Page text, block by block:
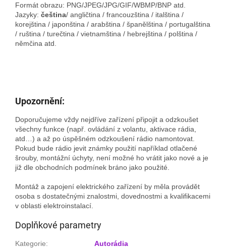
Formát obrazu: PNG/JPEG/JPG/GIF/WBMP/BNP atd.
Jazyky: čeština/ angličtina / francouzština / italština /
korejština / japonština / arabština / španělština / portugalština
/ ruština / turečtina / vietnamština / hebrejština / polština /
němčina atd.
Upozornění:
Doporučujeme vždy nejdříve zařízení připojit a odzkoušet
všechny funkce (např. ovládání z volantu, aktivace rádia,
atd…) a až po úspěšném odzkoušení rádio namontovat.
Pokud bude rádio jevit známky použití například otlačené
šrouby, montážní úchyty, není možné ho vrátit jako nové a je
již dle obchodních podmínek bráno jako použité.
Montáž a zapojení elektrického zařízení by měla provádět
osoba s dostatečnými znalostmi, dovednostmi a kvalifikacemi
v oblasti elektroinstalací.
Doplňkové parametry
Kategorie:
Autorádia